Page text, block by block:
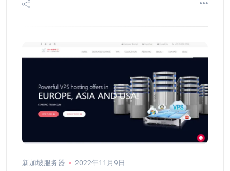
新加坡服务器 2022年11月9日